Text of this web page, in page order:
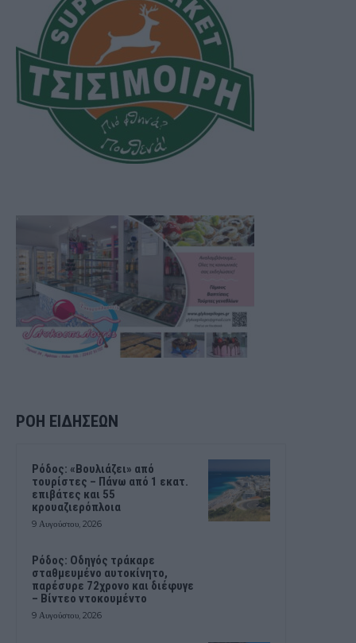
ΡΟΗ ΕΙΔΗΣΕΩΝ
Ρόδος: «Βουλιάζει» από
τουρίστες – Πάνω από 1 εκατ.
επιβάτες και 55
κρουαζιερόπλοια
9 Αυγούστου, 2026
Ρόδος: Οδηγός τράκαρε
σταθμευμένο αυτοκίνητο,
παρέσυρε 72χρονο και διέφυγε
– Βίντεο ντοκουμέντο
9 Αυγούστου, 2026